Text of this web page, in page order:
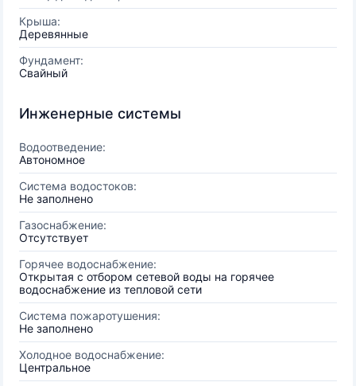
Крыша:
Деревянные
Фундамент:
Свайный
Инженерные системы
Водоотведение:
Автономное
Система водостоков:
Не заполнено
Газоснабжение:
Отсутствует
Горячее водоснабжение:
Открытая с отбором сетевой воды на горячее
водоснабжение из тепловой сети
Система пожаротушения:
Не заполнено
Холодное водоснабжение:
Центральное